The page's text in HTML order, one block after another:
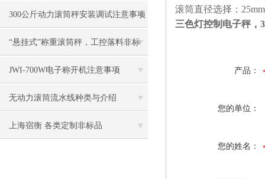
慨述
300公斤动力滚筒秤安装调试注意事项
“悬挂式”称重滚筒秤，工控落料非标
电子称
JWI-700W电子称开机注意事项
无动力滚筒流水线种类与介绍
上海宿衡 各类定制非标品
滚筒直径选择：
三色灯控制电子秤，
产品：
您的单位：
您的姓名：